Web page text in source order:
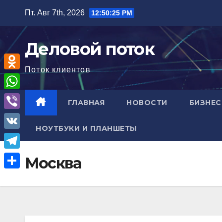
содержимому
Пт. Авг 7th, 2026 12:50:26 PM
Деловой поток
Поток клиентов
ГЛАВНАЯ НОВОСТИ
НОУТБУКИ И ПЛАНШЕТЫ
Москва
O
d
n
o
k
l
s
W
h
a
s
V
i
b
e
V
K
T
l